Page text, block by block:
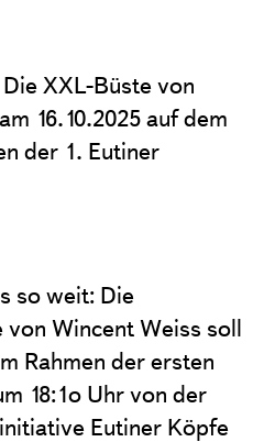
XXL-Büste von
16.10.2025 auf dem
der 1. Eutiner
so weit: Die
Wincent Weiss soll
Rahmen der ersten
18:1o Uhr von der
Eutiner Köpfe